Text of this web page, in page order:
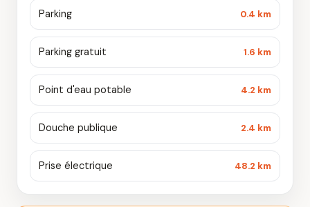
Parking 0.4 km
Parking gratuit 1.6 km
Point d'eau potable 4.2 km
Douche publique 2.4 km
Prise électrique 48.2 km